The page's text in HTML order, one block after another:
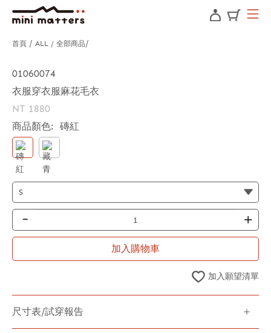
首頁 ALL / 全部商品
01060074
衣服穿衣服麻花毛衣
NT 1880
商品顏色: 磚紅
- +
加入購物車
加入願望清單
尺寸表/試穿報告